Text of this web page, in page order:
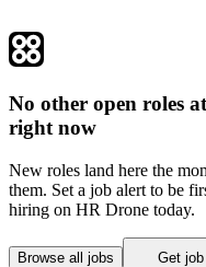
No other open roles
right now
New roles land here the
them. Set a job alert to be
hiring on HR Drone today.
Browse all jobs Get